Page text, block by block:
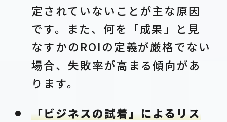
定されていないことが主な原因
です。また、何を「成果」と見
なすかのROIの定義が厳格でない
場合、失敗率が高まる傾向があ
ります。
「ビジネスの試着」によるリス